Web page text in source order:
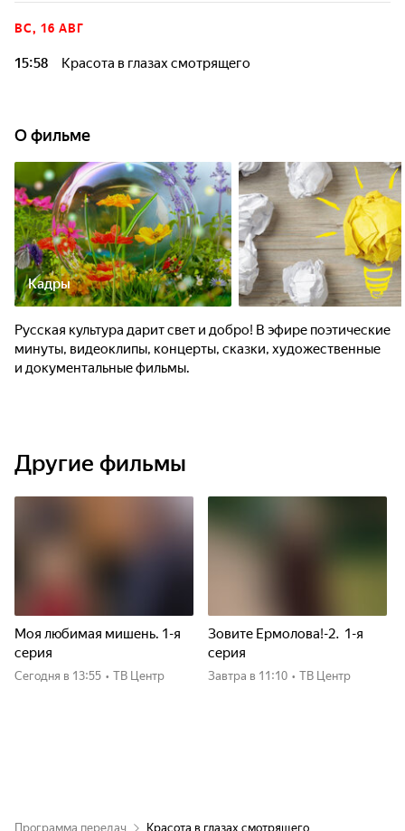
ВС, 16 АВГ
15:58 Красота в глазах смотрящего
О фильме
Кадры
Русская культура дарит свет и добро! В эфире поэтические
минуты, видеоклипы, концерты, сказки, художественные
и документальные фильмы.
Другие фильмы
Моя любимая мишень. 1-я
серия
Сегодня в 13:55 • ТВ Центр
Зовите Ермолова!-2. 1-я
серия
Завтра в 11:10 • ТВ Центр
Программа передач Красота в глазах смотрящего